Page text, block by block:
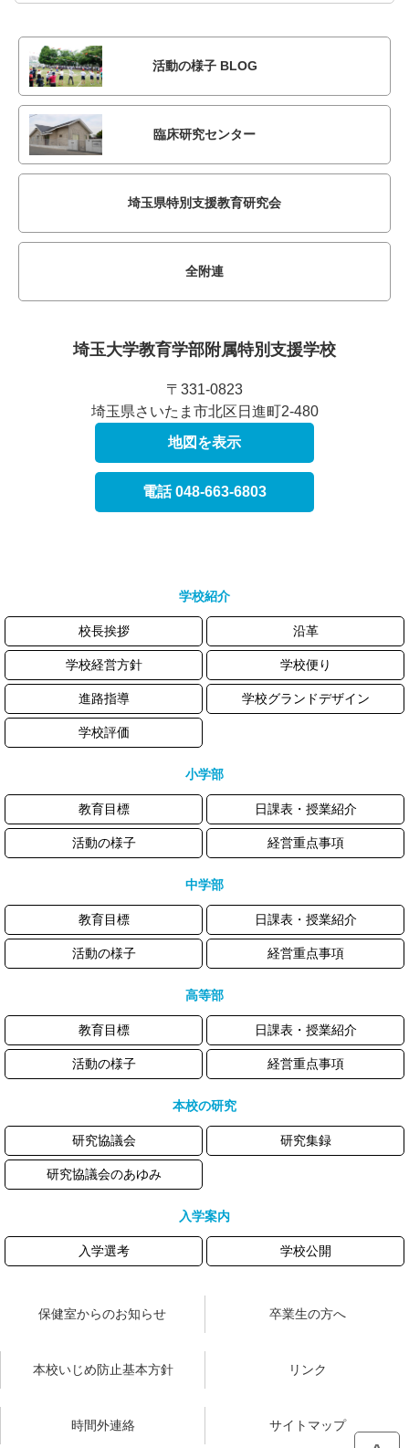
活動の様子 BLOG
臨床研究センター
埼玉県特別支援教育研究会
全附連
埼玉大学教育学部附属特別支援学校
〒331-0823
埼玉県さいたま市北区日進町2-480
地図を表示
電話 048-663-6803
学校紹介
校長挨拶 沿革
学校経営方針 学校便り
進路指導 学校グランドデザイン
学校評価
小学部
教育目標 日課表・授業紹介
活動の様子 経営重点事項
中学部
教育目標 日課表・授業紹介
活動の様子 経営重点事項
高等部
教育目標 日課表・授業紹介
活動の様子 経営重点事項
本校の研究
研究協議会 研究集録
研究協議会のあゆみ
入学案内
入学選考 学校公開
保健室からのお知らせ 卒業生の方へ
本校いじめ防止基本方針 リンク
時間外連絡 サイトマップ